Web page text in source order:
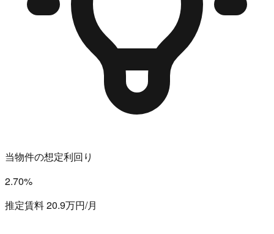
当物件の想定利回り
2.70%
推定賃料 20.9万円/月